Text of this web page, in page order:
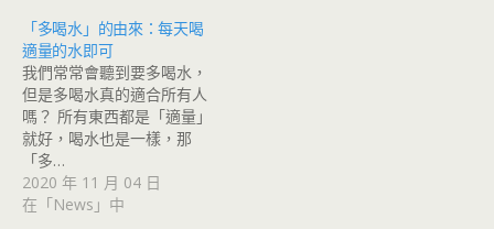
「多喝水」的由來：每天喝
適量的水即可
我們常常會聽到要多喝水，
但是多喝水真的適合所有人
嗎？ 所有東西都是「適量」
就好，喝水也是一樣，那
「多…
2020 年 11 月 04 日
在「News」中